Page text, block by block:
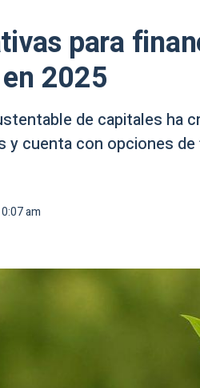
para
2025
de capitales ha
cuenta con opciones
am